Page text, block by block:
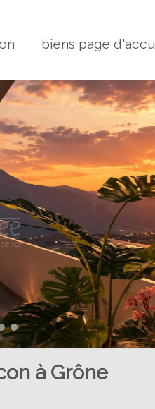
biens page
à Grône